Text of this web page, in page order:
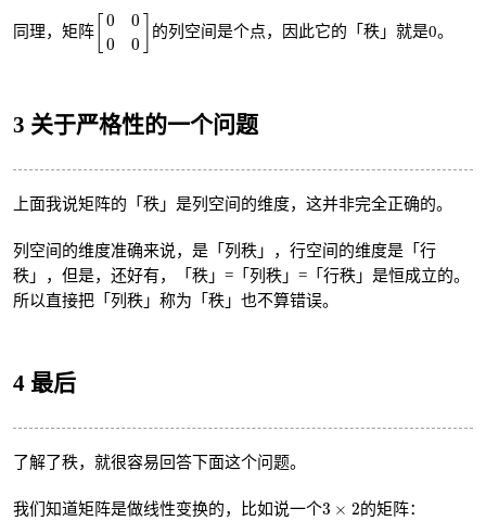
同理，矩阵
0
0
0
0
[00 0]
的列空间是个点，因此它的「秩」就是0。
3 关于严格性的一个问题
上面我说矩阵的「秩」是列空间的维度，这并非完全正确的。
列空间的维度准确来说，是「列秩」，行空间的维度是「行
秩」，但是，还好有，「秩」=「列秩」=「行秩」是恒成立的。
所以直接把「列秩」称为「秩」也不算错误。
4 最后
了解了秩，就很容易回答下面这个问题。
我们知道矩阵是做线性变换的，比如说一个3 × 2
3 × 2 的矩阵：